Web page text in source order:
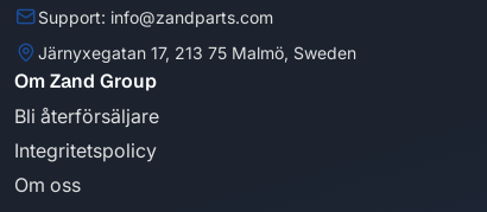
Support: info@zandparts.com
Järnyxegatan 17, 213 75 Malmö, Sweden
Om Zand Group
Bli återförsäljare
Integritetspolicy
Om oss